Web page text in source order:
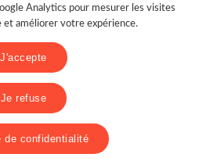
contacter
de confidentialité
Analytics pour mesurer les visites
et améliorer votre expérience.
J'accepte
Je refuse
de confidentialité